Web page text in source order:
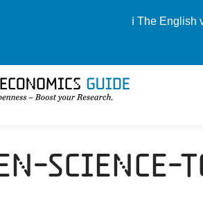
ℹ️ The English
Science-